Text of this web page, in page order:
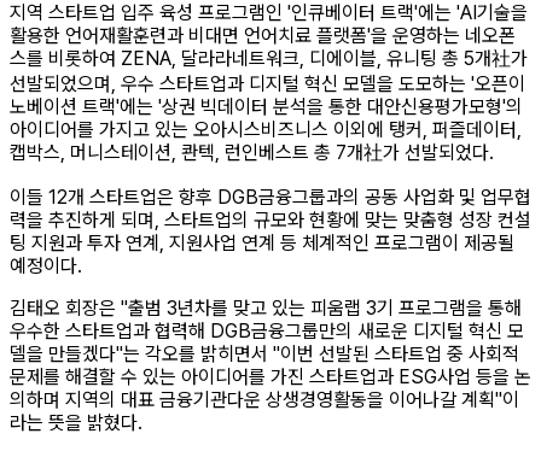
지역 스타트업 입주 육성 프로그램인 '인큐베이터 트랙'에는 'AI기술을
활용한 언어재활훈련과 비대면 언어치료 플랫폼'을 운영하는 네오폰
스를 비롯하여 ZENA, 달라라네트워크, 디에이블, 유니팅 총 5개社가
선발되었으며, 우수 스타트업과 디지털 혁신 모델을 도모하는 '오픈이
노베이션 트랙'에는 '상권 빅데이터 분석을 통한 대안신용평가모형'의
아이디어를 가지고 있는 오아시스비즈니스 이외에 탱커, 퍼즐데이터,
캡박스, 머니스테이션, 콴텍, 런인베스트 총 7개社가 선발되었다.
이들 12개 스타트업은 향후 DGB금융그룹과의 공동 사업화 및 업무협
력을 추진하게 되며, 스타트업의 규모와 현황에 맞는 맞춤형 성장 컨설
팅 지원과 투자 연계, 지원사업 연계 등 체계적인 프로그램이 제공될
예정이다.
김태오 회장은 "출범 3년차를 맞고 있는 피움랩 3기 프로그램을 통해
우수한 스타트업과 협력해 DGB금융그룹만의 새로운 디지털 혁신 모
델을 만들겠다"는 각오를 밝히면서 "이번 선발된 스타트업 중 사회적
문제를 해결할 수 있는 아이디어를 가진 스타트업과 ESG사업 등을 논
의하며 지역의 대표 금융기관다운 상생경영활동을 이어나갈 계획"이
라는 뜻을 밝혔다.